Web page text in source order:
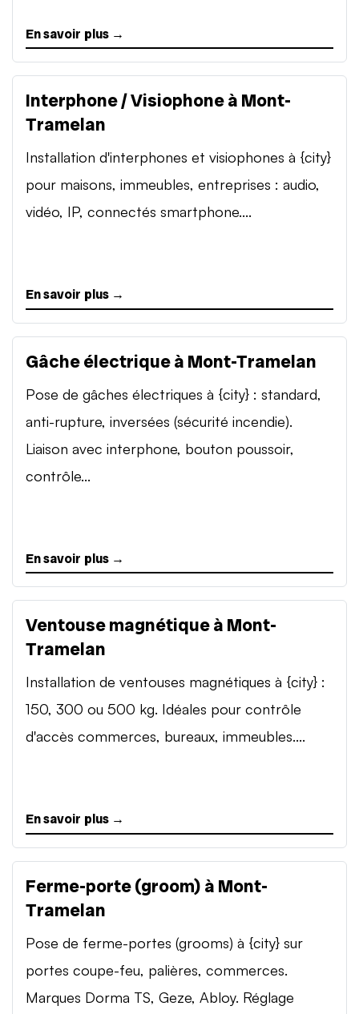
En savoir plus →
Interphone / Visiophone à Mont-
Tramelan
Installation d'interphones et visiophones à {city}
pour maisons, immeubles, entreprises : audio,
vidéo, IP, connectés smartphone....
En savoir plus →
Gâche électrique à Mont-Tramelan
Pose de gâches électriques à {city} : standard,
anti-rupture, inversées (sécurité incendie).
Liaison avec interphone, bouton poussoir,
contrôle...
En savoir plus →
Ventouse magnétique à Mont-
Tramelan
Installation de ventouses magnétiques à {city} :
150, 300 ou 500 kg. Idéales pour contrôle
d'accès commerces, bureaux, immeubles....
En savoir plus →
Ferme-porte (groom) à Mont-
Tramelan
Pose de ferme-portes (grooms) à {city} sur
portes coupe-feu, palières, commerces.
Marques Dorma TS, Geze, Abloy. Réglage